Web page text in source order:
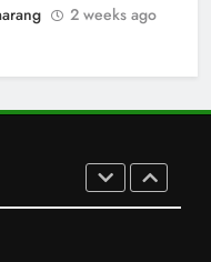
2 weeks ago
di SKK
PMII: Kuasai
Ideologi
Kalangan Generasi Z